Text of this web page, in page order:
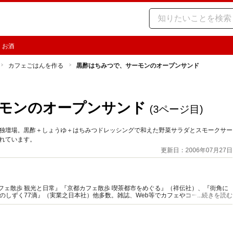
お酒
カフェごはんを作る 黒酢はちみつで、サーモンのオープンサンド
ンのオープンサンド (3ページ目)
壇場。黒酢＋しょうゆ＋はちみつドレッシングで和えた野菜サラダとスモークサー
ています。
更新日：2006年07月27日
ェ散歩 観光と日常』『京都カフェ散歩 喫茶都市をめぐる』（祥伝社）、『街角に
しずく77滴』（実業之日本社）他多数。雑誌、Web等でカフェやコーヒー特集の
フェマニア』主宰。
...続きを読む